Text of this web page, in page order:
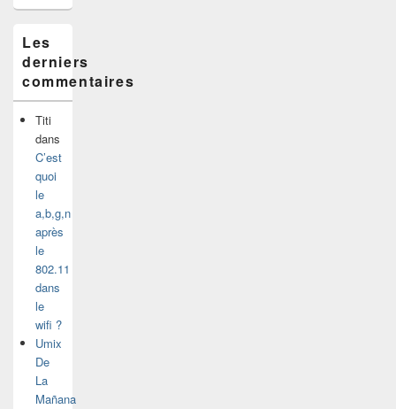
Les
derniers
commentaires
Titi
dans
C’est
quoi
le
a,b,g,n
après
le
802.11
dans
le
wifi ?
Umix
De
La
Mañana